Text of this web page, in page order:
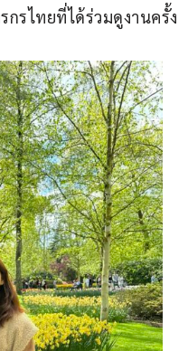
รไทยที่ได้ร่วมดูงานครั้ง